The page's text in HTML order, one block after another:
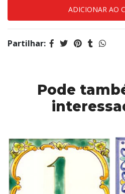
Partilhar:
Pode